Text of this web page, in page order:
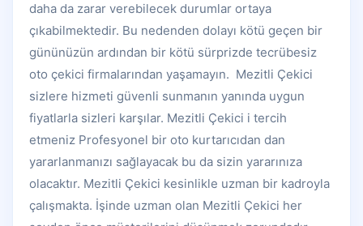
daha da zarar verebilecek durumlar ortaya
çıkabilmektedir. Bu nedenden dolayı kötü geçen bir
gününüzün ardından bir kötü sürprizde tecrübesiz
oto çekici firmalarından yaşamayın. Mezitli Çekici
sizlere hizmeti güvenli sunmanın yanında uygun
fiyatlarla sizleri karşılar. Mezitli Çekici i tercih
etmeniz Profesyonel bir oto kurtarıcıdan dan
yararlanmanızı sağlayacak bu da sizin yararınıza
olacaktır. Mezitli Çekici kesinlikle uzman bir kadroyla
çalışmakta. İşinde uzman olan Mezitli Çekici her